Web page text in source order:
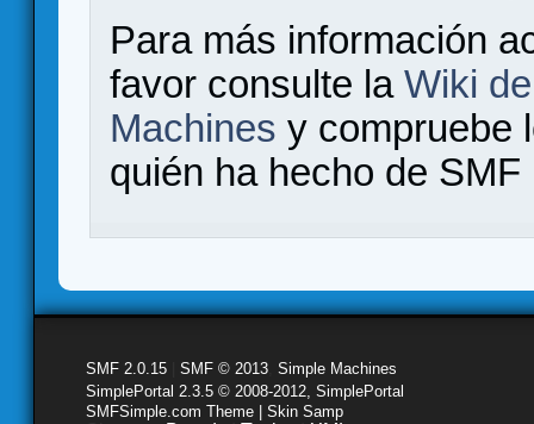
Para más información
favor consulte la Wiki
Machines y compruebe
quién ha hecho de
SMF 2.0.15 SMF © 2013 Simple Machines
SimplePortal 2.3.5 © 2008-2012, SimplePortal
SMFSimple.com Theme | Skin Samp